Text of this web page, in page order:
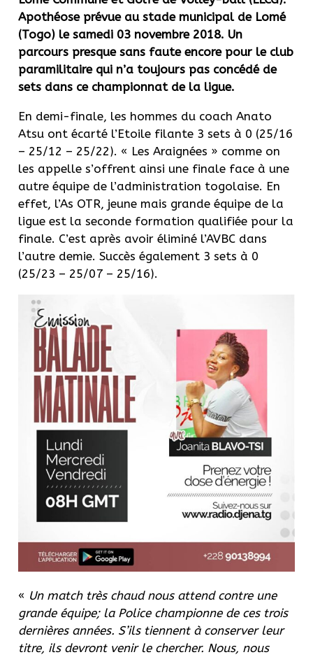
Apothéose prévue au stade municipal de Lomé
(Togo) le samedi 03 novembre 2018. Un
parcours presque sans faute encore pour le club
paramilitaire qui n’a toujours pas concédé de
sets dans ce championnat de la ligue.
En demi-finale, les hommes du coach Anato
Atsu ont écarté l’Etoile filante 3 sets à 0 (25/16
– 25/12 – 25/22). « Les Araignées » comme on
les appelle s’offrent ainsi une finale face à une
autre équipe de l’administration togolaise. En
effet, l’As OTR, jeune mais grande équipe de la
ligue est la seconde formation qualifiée pour la
finale. C’est après avoir éliminé l’AVBC dans
l’autre demie. Succès également 3 sets à 0
(25/23 – 25/07 – 25/16).
« Un match très chaud nous attend contre une
grande équipe;la Police championne de ces trois
dernières années. S’ils tiennent à conserver leur
titre, ils devront venir le chercher. Nous, nous